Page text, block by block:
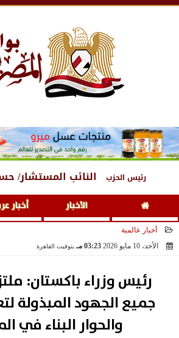
رئيس الحزب النائب المستشار/
الأخبار أخبار
أخبار عالمية
الأحد، 10 مايو 2026
03:23 مـ بتوقيت القاهرة
رئيس وزراء باكستان:
جميع الجهود المبذولة
والحوار البناء في